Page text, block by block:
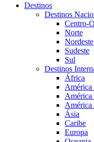
Destinos
Destinos
Centro-
Norte
Nordeste
Sudeste
Sul
Destinos
África
América
América
América
Ásia
Caribe
Europa